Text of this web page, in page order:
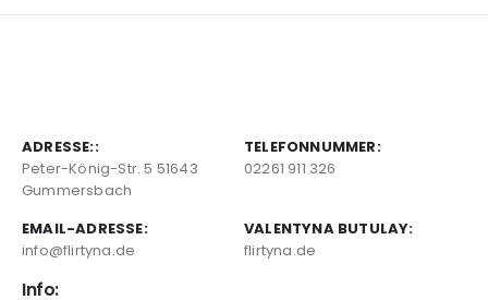
ADRESSE::
Peter-König-Str. 5 51643
Gummersbach
TELEFONNUMMER:
02261 911 326
EMAIL-ADRESSE:
info@flirtyna.de
VALENTYNA BUTULAY:
flirtyna.de
Info: